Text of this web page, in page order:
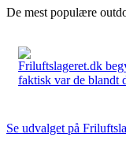
De mest populære
Friluftslageret.dk
faktisk var de blandt
Se udvalget på